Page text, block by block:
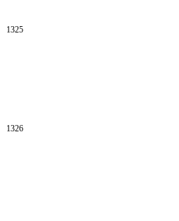
1325
1326